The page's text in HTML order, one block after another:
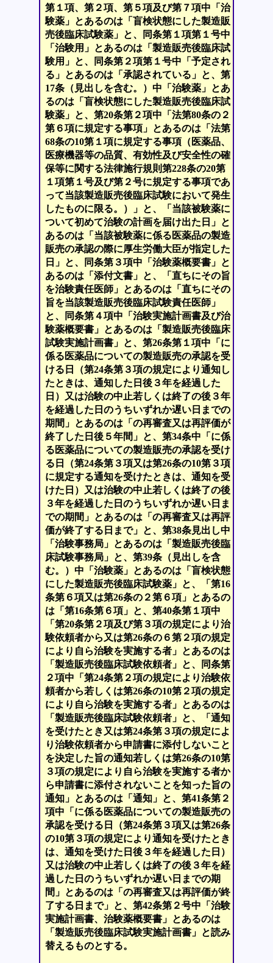
第１項、第２項、第５項及び第７項中「治
験薬」とあるのは「盲検状態にした製造販
売後臨床試験薬」と、同条第１項第１号中
「治験用」とあるのは「製造販売後臨床試
験用」と、同条第２項第１号中「予定され
る」とあるのは「承認されている」と、第
17条（見出しを含む。）中「治験薬」とあ
るのは「盲検状態にした製造販売後臨床試
験薬」と、第20条第２項中「法第80条の２
第６項に規定する事項」とあるのは「法第
68条の10第１項に規定する事項（医薬品、
医療機器等の品質、有効性及び安全性の確
保等に関する法律施行規則第228条の20第
１項第１号及び第２号に規定する事項であ
って当該製造販売後臨床試験において発生
したものに限る。）」と、「当該被験薬に
ついて初めて治験の計画を届け出た日」と
あるのは「当該被験薬に係る医薬品の製造
販売の承認の際に厚生労働大臣が指定した
日」と、同条第３項中「治験薬概要書」と
あるのは「添付文書」と、「直ちにその旨
を治験責任医師」とあるのは「直ちにその
旨を当該製造販売後臨床試験責任医師」
と、同条第４項中「治験実施計画書及び治
験薬概要書」とあるのは「製造販売後臨床
試験実施計画書」と、第26条第１項中「に
係る医薬品についての製造販売の承認を受
ける日（第24条第３項の規定により通知し
たときは、通知した日後３年を経過した
日）又は治験の中止若しくは終了の後３年
を経過した日のうちいずれか遅い日までの
期間」とあるのは「の再審査又は再評価が
終了した日後５年間」と、第34条中「に係
る医薬品についての製造販売の承認を受け
る日（第24条第３項又は第26条の10第３項
に規定する通知を受けたときは、通知を受
けた日）又は治験の中止若しくは終了の後
３年を経過した日のうちいずれか遅い日ま
での期間」とあるのは「の再審査又は再評
価が終了する日まで」と、第38条見出し中
「治験事務局」とあるのは「製造販売後臨
床試験事務局」と、第39条（見出しを含
む。）中「治験薬」とあるのは「盲検状態
にした製造販売後臨床試験薬」と、「第16
条第６項又は第26条の２第６項」とあるの
は「第16条第６項」と、第40条第１項中
「第20条第２項及び第３項の規定により治
験依頼者から又は第26条の６第２項の規定
により自ら治験を実施する者」とあるのは
「製造販売後臨床試験依頼者」と、同条第
２項中「第24条第２項の規定により治験依
頼者から若しくは第26条の10第２項の規定
により自ら治験を実施する者」とあるのは
「製造販売後臨床試験依頼者」と、「通知
を受けたとき又は第24条第３項の規定によ
り治験依頼者から申請書に添付しないこと
を決定した旨の通知若しくは第26条の10第
３項の規定により自ら治験を実施する者か
ら申請書に添付されないことを知った旨の
通知」とあるのは「通知」と、第41条第２
項中「に係る医薬品についての製造販売の
承認を受ける日（第24条第３項又は第26条
の10第３項の規定により通知を受けたとき
は、通知を受けた日後３年を経過した日）
又は治験の中止若しくは終了の後３年を経
過した日のうちいずれか遅い日までの期
間」とあるのは「の再審査又は再評価が終
了する日まで」と、第42条第２号中「治験
実施計画書、治験薬概要書」とあるのは
「製造販売後臨床試験実施計画書」と読み
替えるものとする。